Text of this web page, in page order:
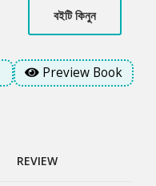
বইটি কিনুন
Preview Book
REVIEW